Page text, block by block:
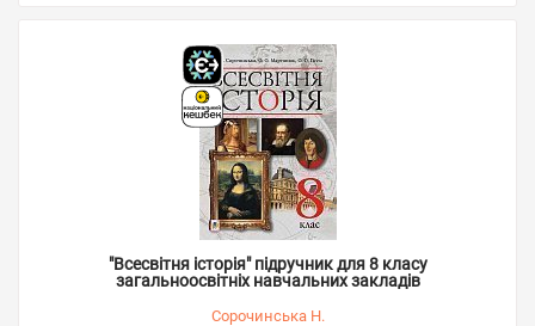
"Всесвітня історія" підручник для 8 класу
загальноосвітніх навчальних закладів
Сорочинська Н.